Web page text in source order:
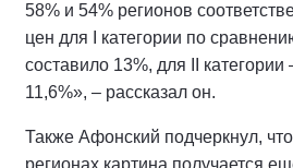
58% и 54% регионов
цен для I категории по
составило 13%, для II категории
11,6%», – рассказал он.
Также Афонский подчеркнул,